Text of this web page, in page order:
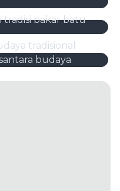
bakar batu
tradisional
budaya